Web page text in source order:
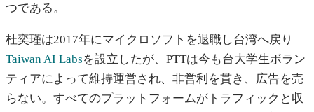
つである。
杜奕瑾は2017年にマイクロソフトを退職し台湾へ戻り
Taiwan AI Labsを設立したが、PTTは今も台大学生ボラン
ティアによって維持運営され、非営利を貫き、広告を売
らない。すべてのプラットフォームがトラフィックと収